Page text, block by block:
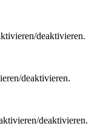
deaktivieren.
deaktivieren.
deaktivieren.